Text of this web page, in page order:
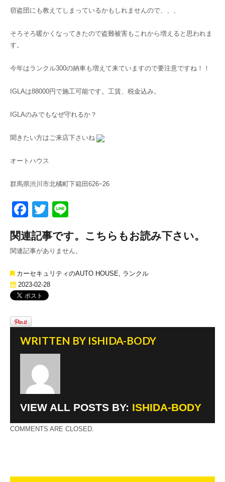
窃盗団にも教えてしまっているかもしれませんので、、、
そろそろ暖かくなってきたので盗難被害もこれから増えると思われま
す。
今年はランクル300の納車も増えて来ていますので要注意ですね！！
IGLAは88000円で施工可能です。工賃、税金込み。
IGLAのみでもなぜ守れるか？
聞きたい方はご来店下さいね
オートハウス
群馬県渋川市北橘町下箱田626ｰ26
Facebook
Twitter
関連記事です。こちらもお読み下さい。
関連記事がありません。
カーセキュリティのAUTO HOUSE, ランクル
2023-02-28
WRITTEN BY ISHIDA-BODY
VIEW ALL POSTS BY: ISHIDA-BODY
COMMENTS ARE CLOSED.